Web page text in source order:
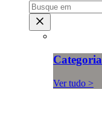
Categoria
Ver tudo >